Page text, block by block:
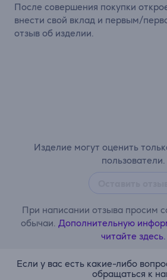
Изделие могут оценить
пользователи.
При написании отзыва просим
обычаи. Дополнительную
читайте здесь.
После совершения покупки
внести свой вклад и первым/
отзыв об изделии.
Если у вас есть какие-либо
обращаться к